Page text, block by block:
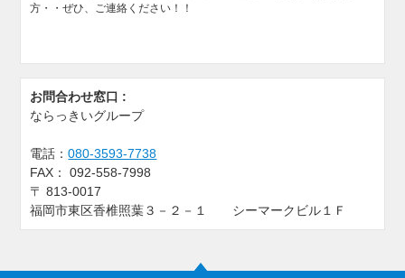
方・・ぜひ、ご連絡ください！！
お問合わせ窓口 :
ならっきいグループ
電話：080-3593-7738
FAX：
092-558-7998
〒813-0017
福岡市東区香椎照葉３－２－１ シーマークビル１Ｆ